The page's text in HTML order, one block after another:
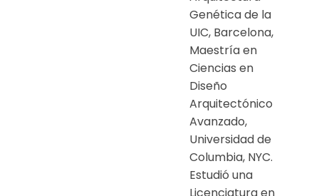
Genética de la
UIC, Barcelona,
Maestría en
Ciencias en
Diseño
Arquitectónico
Avanzado,
Universidad de
Columbia, NYC.
Estudió una
Licenciatura en